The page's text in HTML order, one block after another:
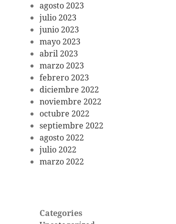
agosto 2023
julio 2023
junio 2023
mayo 2023
abril 2023
marzo 2023
febrero 2023
diciembre 2022
noviembre 2022
octubre 2022
septiembre 2022
agosto 2022
julio 2022
marzo 2022
Categories